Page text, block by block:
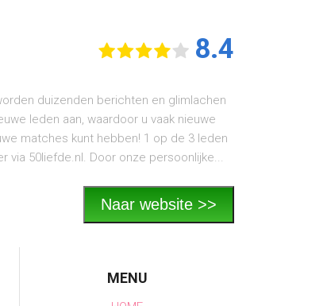
8.4
duizenden berichten en glimlachen
leden aan, waardoor u vaak nieuwe
matches kunt hebben! 1 op de 3 leden
via 50liefde.nl. Door onze persoonlijke...
Naar website >>
MENU